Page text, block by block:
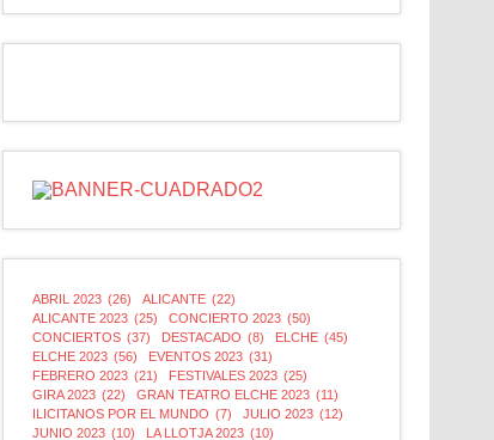
ABRIL 2023 (26) ALICANTE (22)
ALICANTE 2023 (25) CONCIERTO 2023 (50)
CONCIERTOS (37) DESTACADO (8) ELCHE (45)
ELCHE 2023 (56) EVENTOS 2023 (31)
FEBRERO 2023 (21) FESTIVALES 2023 (25)
GIRA 2023 (22) GRAN TEATRO ELCHE 2023 (11)
ILICITANOS POR EL MUNDO (7) JULIO 2023 (12)
JUNIO 2023 (10) LA LLOTJA 2023 (10)